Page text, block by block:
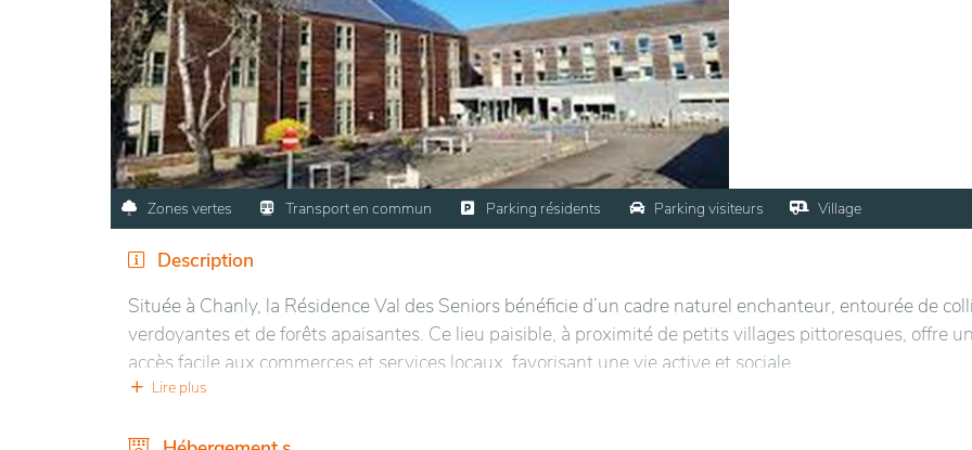
Zones vertes Transport en commun Parking résidents Parking visiteurs Village
Description
Située à Chanly, la Résidence Val des Seniors bénéficie d’un cadre naturel enchanteur, entourée de
verdoyantes et de forêts apaisantes. Ce lieu paisible, à proximité de petits villages pittoresques, offre
accès facile aux commerces et services locaux, favorisant une vie active et sociale.
communs, lumineux et accueillants, favorisent les interactions entre les habitants. Les jardins
Lire plus